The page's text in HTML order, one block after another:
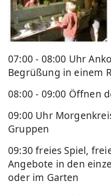
07:00 - 08:00 Uhr
Begrüßung in einem
08:00 - 09:00 Öffnen
09:00 Uhr
Gruppen
09:30 freies Spiel,
Angebote in den
oder im Garten